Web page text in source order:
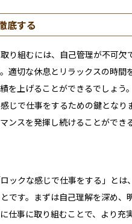
底する
り組むには、自己管理が不可
適切な休息とリラックスの時
を上げることができるでしょ
じで仕事をするための鍵とな
ンスを発揮し続けることができ
ックな感じで仕事をする」と
です。まずは自己理解を深め
仕事に取り組むことで、より充